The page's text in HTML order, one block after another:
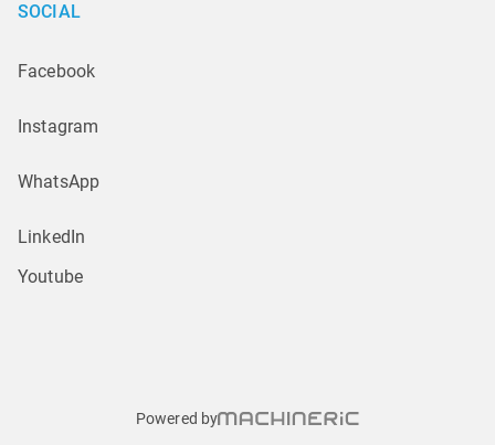
SOCIAL
Facebook
Instagram
WhatsApp
LinkedIn
Youtube
Powered by